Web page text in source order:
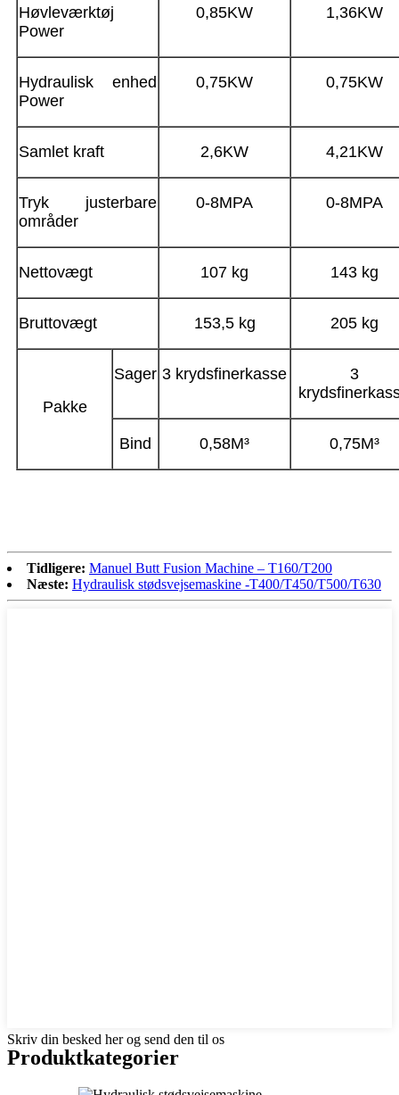
Høvleværktøj
Power
0,85KW 1,36KW
Hydraulisk enhed
Power
0,75KW 0,75KW
Samlet kraft 2,6KW 4,21KW
Tryk justerbare
områder
0-8MPA 0-8MPA
Nettovægt 107 kg 143 kg
Bruttovægt 153,5 kg 205 kg
Pakke
Sager 3 krydsfinerkasse
3
Bind 0,58M³ 0,75M³
Tidligere: Manuel Butt Fusion Machine – T160/T200
Næste: Hydraulisk stødsvejsemaskine -T400/T450/T500/T630
Skriv din besked her og send den til os
Produktkategorier